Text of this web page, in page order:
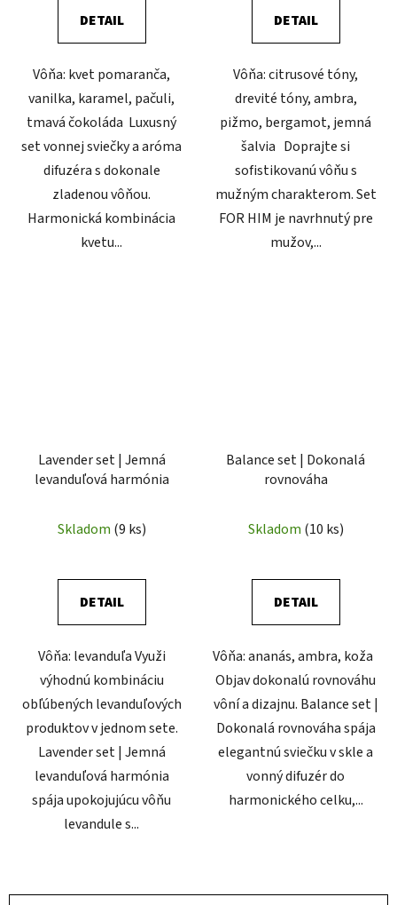
DETAIL
Vôňa: kvet pomaranča,
vanilka, karamel, pačuli,
tmavá čokoláda Luxusný
set vonnej sviečky a aróma
difuzéra s dokonale
zladenou vôňou.
Harmonická kombinácia
kvetu...
DETAIL
Vôňa: citrusové tóny,
drevité tóny, ambra,
pižmo, bergamot, jemná
šalvia Doprajte si
sofistikovanú vôňu s
mužným charakterom. Set
FOR HIM je navrhnutý pre
mužov,...
Lavender set | Jemná
levanduľová harmónia
Skladom (9 ks)
DETAIL
Vôňa: levanduľa Využi
výhodnú kombináciu
obľúbených levanduľových
produktov v jednom sete.
Lavender set | Jemná
levanduľová harmónia
spája upokojujúcu vôňu
levandule s...
Balance set | Dokonalá
rovnováha
Skladom (10 ks)
DETAIL
Vôňa: ananás, ambra, koža
Objav dokonalú rovnováhu
vôní a dizajnu. Balance set |
Dokonalá rovnováha spája
elegantnú sviečku v skle a
vonný difuzér do
harmonického celku,...